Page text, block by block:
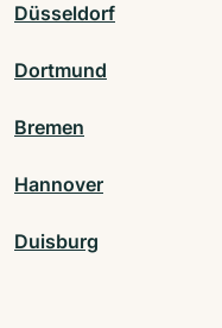
Düsseldorf
Dortmund
Bremen
Hannover
Duisburg